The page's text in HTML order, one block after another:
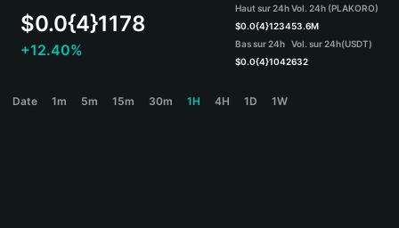
Español
Português (Brasil)
$0.0{4}1178
+12.40%
Haut sur 24h
$0.0{4}1234
Bas sur 24h
$0.0{4}1042
Vol. 24h (PLAKORO)
53.6M
Vol. sur 24h(USDT)
632
Date 1m 5m 15m 30m 1H 4H 1D 1W